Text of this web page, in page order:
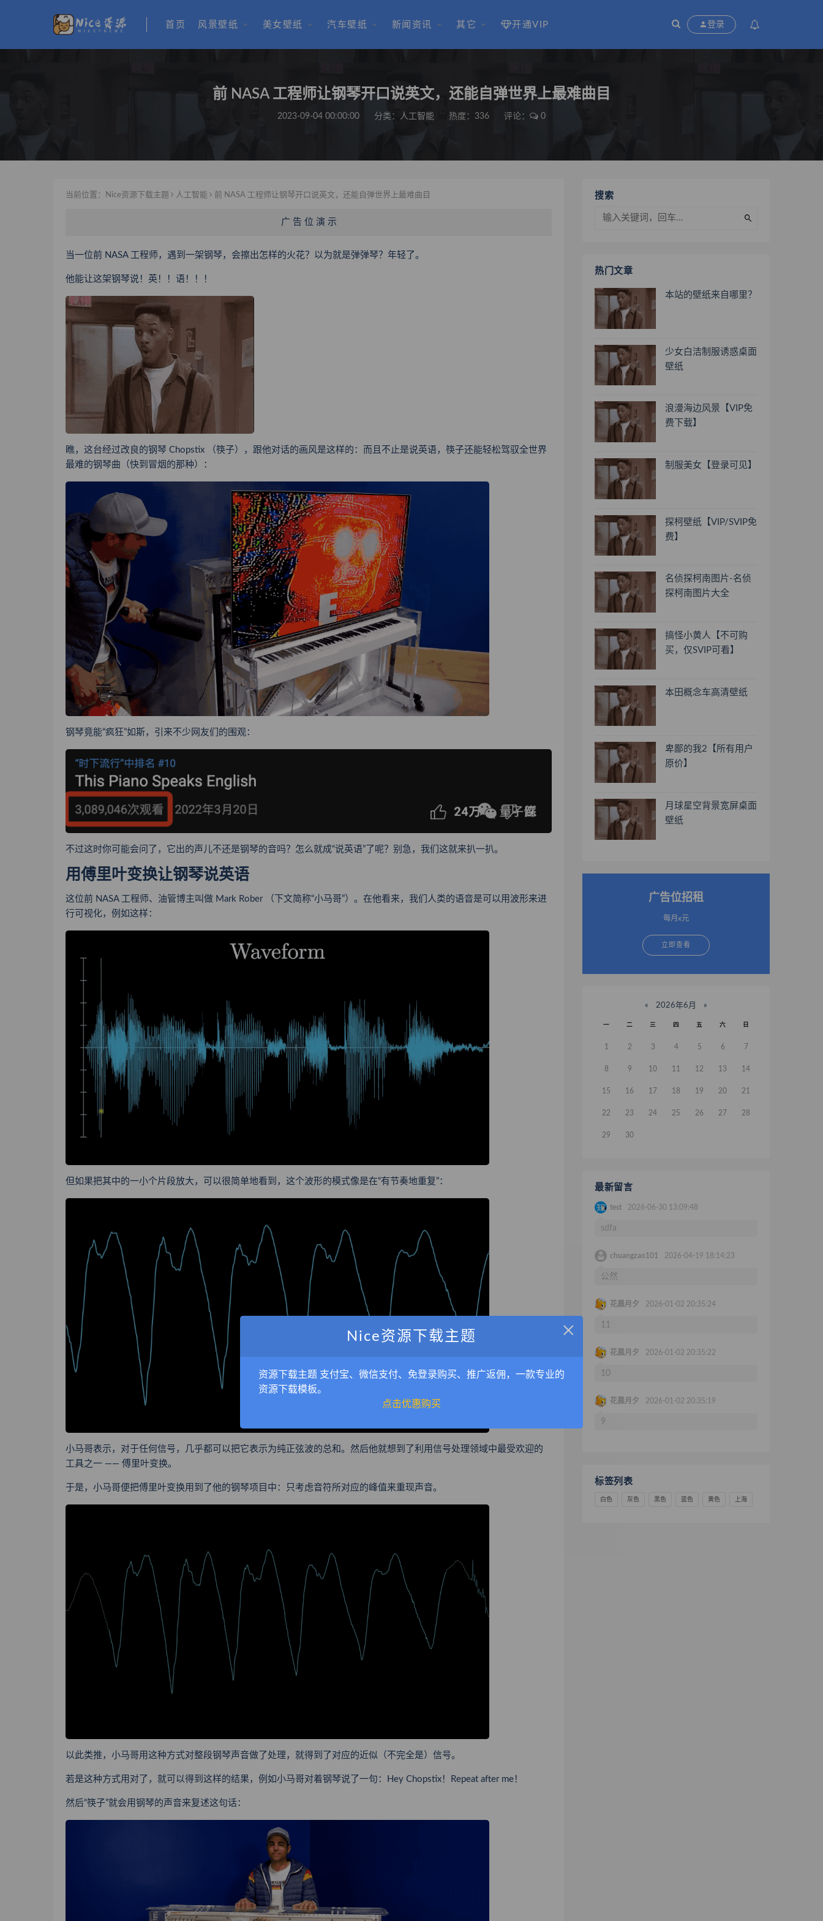
首页 风景壁纸 美女壁纸 汽车壁纸 新闻资讯 其它 开通VIP 登录
前 NASA 工程师让钢琴开口说英文，还能自弹世界上最难曲目
2023-09-04 00:00:00 分类： 人工智能 热度：336 评论： 0
当前位置： Nice资源下载主题 人工智能 前 NASA 工程师让钢琴开口说英文，还能自弹世界上最难曲目
广 告 位 演 示
当一位前 NASA 工程师，遇到一架钢琴，会擦出怎样的火花？以为就是弹弹琴？年轻了。
他能让这架钢琴说！英！！语！！！
瞧，这台经过改良的钢琴 Chopstix （筷子），跟他对话的画风是这样的： 而且不止是说英语，筷子还能轻松驾驭全世界
最难的钢琴曲（快到冒烟的那种）
：
钢琴竟能“疯狂”如斯，引来不少网友们的围观：
不过这时你可能会问了，它出的声儿不还是钢琴的音吗？怎么就成“说英语”了呢？别急，我们这就来扒一扒。
用傅里叶变换让钢琴说英语
这位前 NASA 工程师、油管博主叫做 Mark Rober （下文简称“小马哥”）。在他看来，我们人类的语音是可以用波形来进
行可视化，例如这样：
但如果把其中的一小个片段放大，可以很简单地看到，这个波形的模式像是在“有节奏地重复”：
小马哥表示，对于任何信号，几乎都可以把它表示为纯正弦波的总和。然后他就想到了利用信号处理领域中最受欢迎的
工具之一 —— 傅里叶变换。
于是， 小马哥便把傅里叶变换用到了他的钢琴项目中：只考虑音符所对应的峰值来重现声音。
以此类推，小马哥用这种方式对整段钢琴声音做了处理，就得到了对应的近似（不完全是）信号。
若是这种方式用对了，就可以得到这样的结果，例如小马哥对着钢琴说了一句：Hey Chopstix！Repeat after me！
然后“筷子”就会用钢琴的声音来复述这句话：
搜索
热门文章
本站的壁纸来自哪里？
少女白洁制服诱惑桌面
壁纸
浪漫海边风景【VIP免
费下载】
制服美女【登录可见】
探柯壁纸【VIP/SVIP免
费】
名侦探柯南图片-名侦
探柯南图片大全
搞怪小黄人【不可购
买，仅SVIP可看】
本田概念车高清壁纸
卑鄙的我2【所有用户
原价】
月球星空背景宽屏桌面
壁纸
广告位招租
每月x元
立即查看
« 2026年6月 »
一 二 三 四 五 六 日
1 2 3 4 5 6 7
8 9 10 11 12 13 14
15 16 17 18 19 20 21
22 23 24 25 26 27 28
29 30
最新留言
test 2026-06-30 13:09:48
sdfa
chuangzao101 2026-04-19 18:14:23
公然
花晨月夕 2026-01-02 20:35:24
11
花晨月夕 2026-01-02 20:35:22
10
花晨月夕 2026-01-02 20:35:19
9
标签列表
白色 灰色 黑色 蓝色 黄色 上海
×
Nice资源下载主题
资源下载主题 支付宝、微信支付、免登录购买、推广返佣，一款专业的
资源下载模板。
点击优惠购买